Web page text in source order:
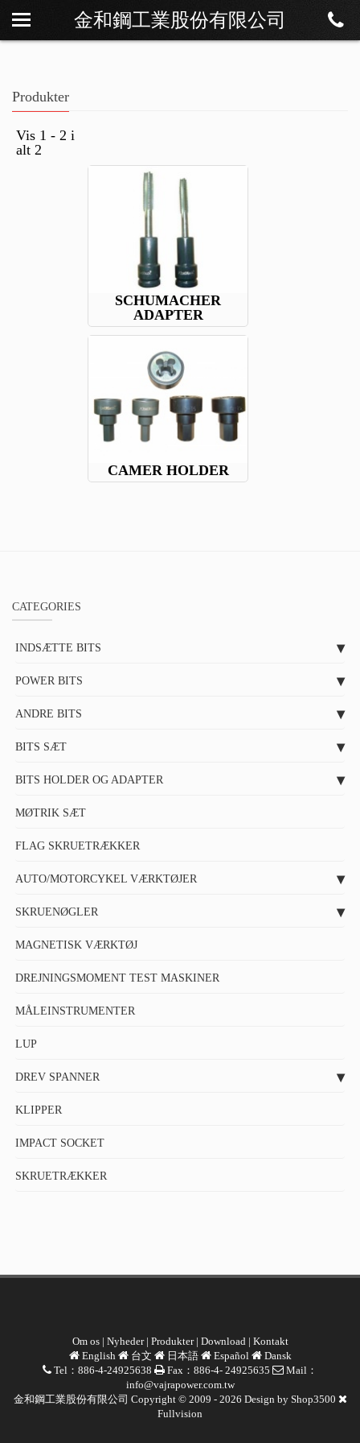
金和鋼工業股份有限公司
Om os
Kontakt
Produkter
Vis 1 - 2 i
alt 2
SCHUMACHER
ADAPTER
CAMER HOLDER
CATEGORIES
INDSÆTTE BITS
POWER BITS
ANDRE BITS
BITS SÆT
BITS HOLDER OG ADAPTER
MØTRIK SÆT
FLAG SKRUETRÆKKER
AUTO/MOTORCYKEL VÆRKTØJER
SKRUENØGLER
MAGNETISK VÆRKTØJ
DREJNINGSMOMENT TEST MASKINER
MÅLEINSTRUMENTER
LUP
DREV SPANNER
KLIPPER
IMPACT SOCKET
SKRUETRÆKKER
Om os| Nyheder| Produkter| Download| Kontakt
English
台文 日本語 Español
Dansk
Tel：886-4-24925638
Fax：886-4- 24925635
Mail：
info@vajrapower.com.tw
金和鋼工業股份有限公司 Copyright © 2009 - 2026 Design by Shop3500
Fullvision